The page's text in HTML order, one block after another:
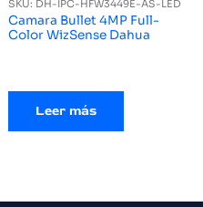
SKU: DH-IPC-HFW3449E-AS-LED
Camara Bullet 4MP Full-
Color WizSense Dahua
Leer más